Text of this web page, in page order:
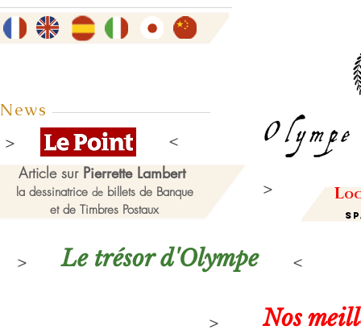
News
Article sur Pierrette Lambert
la dessinatrice debillets de Banque
et de Timbres Postaux
L
Le trésor d'Olympe
Nos